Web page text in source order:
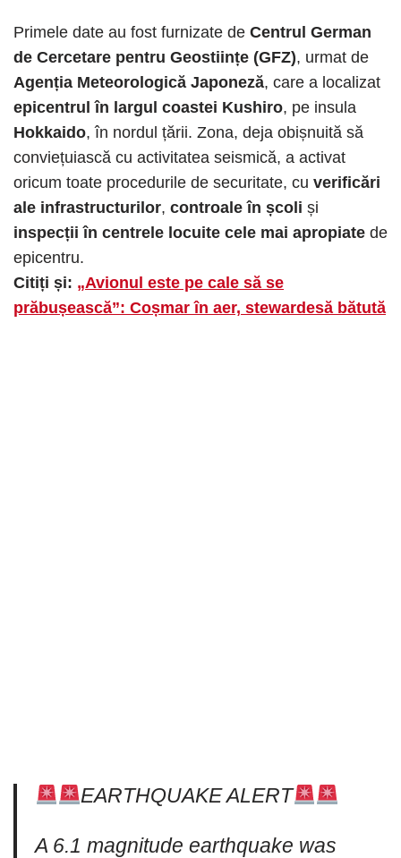
Primele date au fost furnizate de Centrul German
de Cercetare pentru Geostiințe (GFZ), urmat de
Agenția Meteorologică Japoneză, care a localizat
epicentrul în largul coastei Kushiro, pe insula
Hokkaido, în nordul țării. Zona, deja obișnuită să
conviețuiască cu activitatea seismică, a activat
oricum toate procedurile de securitate, cu verificări
ale infrastructurilor, controale în școli și
inspecții în centrele locuite cele mai apropiate de
epicentru.
Citiți și: „Avionul este pe cale să se
prăbușească”: Coșmar în aer, stewardesă bătută
EARTHQUAKE ALERT
A 6.1 magnitude earthquake was